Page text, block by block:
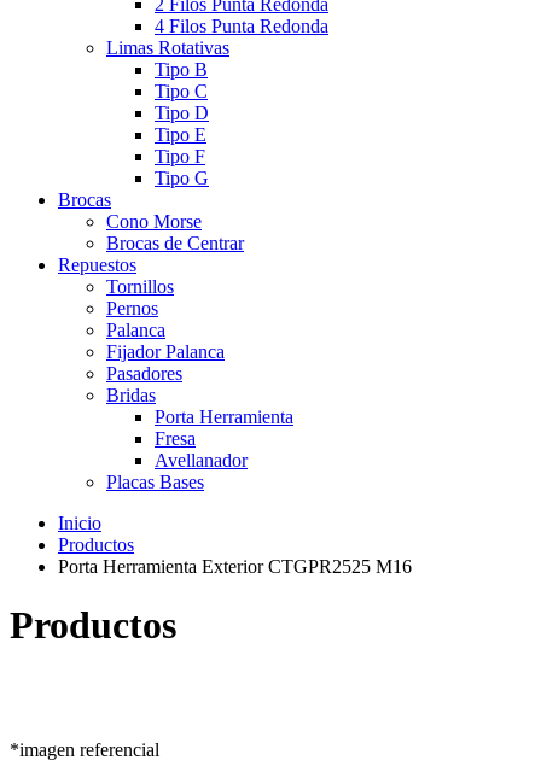
2 Filos Punta Redonda
4 Filos Punta Redonda
Limas Rotativas
Tipo B
Tipo C
Tipo D
Tipo E
Tipo F
Tipo G
Brocas
Cono Morse
Brocas de Centrar
Repuestos
Tornillos
Pernos
Palanca
Fijador Palanca
Pasadores
Bridas
Porta Herramienta
Fresa
Avellanador
Placas Bases
Inicio
Productos
Porta Herramienta Exterior CTGPR2525 M16
Productos
*imagen referencial